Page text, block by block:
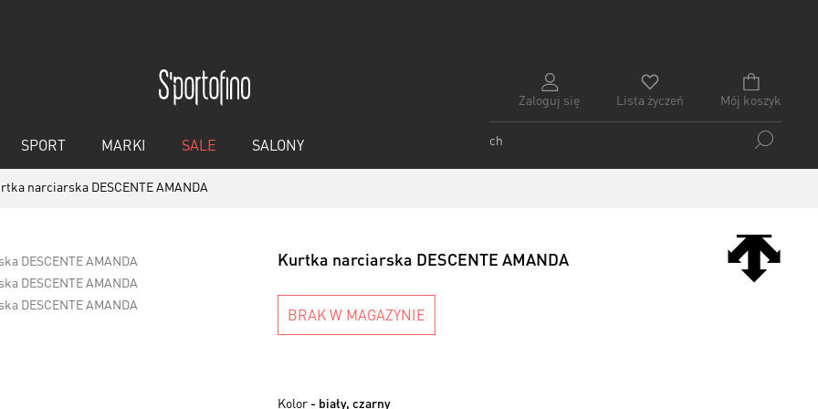
Zaloguj się Mój koszyk
Lista życzeń
SPORT MARKI SALE SALONY
narciarska DESCENTE AMANDA
Kurtka narciarska DESCENTE AMANDA
BRAK W MAGAZYNIE
Kolor - biały, czarny